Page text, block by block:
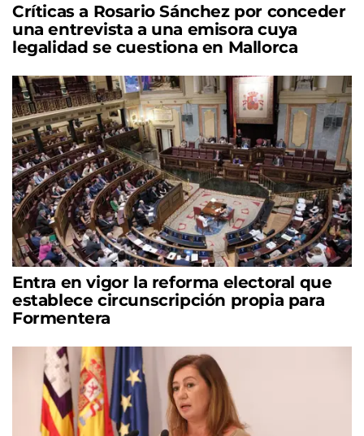
Críticas a Rosario Sánchez por conceder
una entrevista a una emisora cuya
legalidad se cuestiona en Mallorca
Entra en vigor la reforma electoral que
establece circunscripción propia para
Formentera